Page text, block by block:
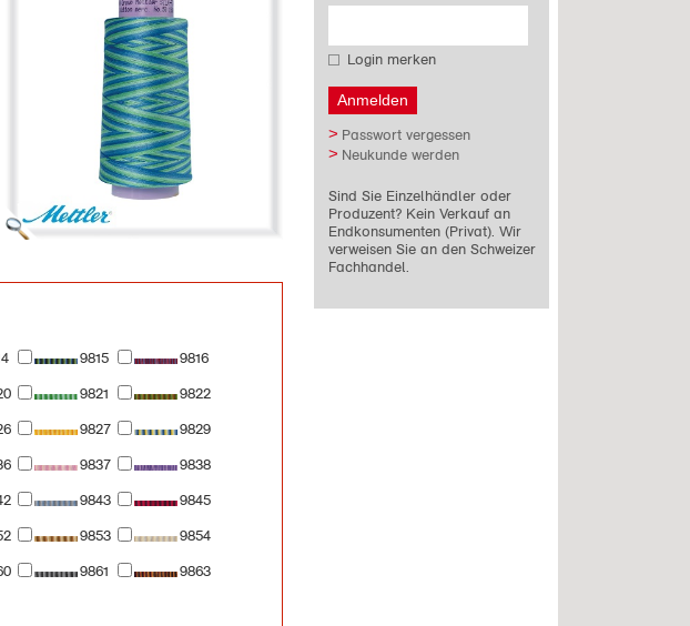
Login merken
Passwort vergessen
Neukunde werden
Sind Sie Einzelhändler oder
Produzent? Kein Verkauf an
Endkonsumenten (Privat). Wir
verweisen Sie an den Schweizer
Fachhandel.
9815
9816
9821
9822
9827
9829
9837
9838
9843
9845
9853
9854
9861 9863